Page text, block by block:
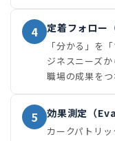
4 定着フォロー
「分かる」を
ジネスニーズ
職場の成果をつ
5 効果測定（
カークパトリ